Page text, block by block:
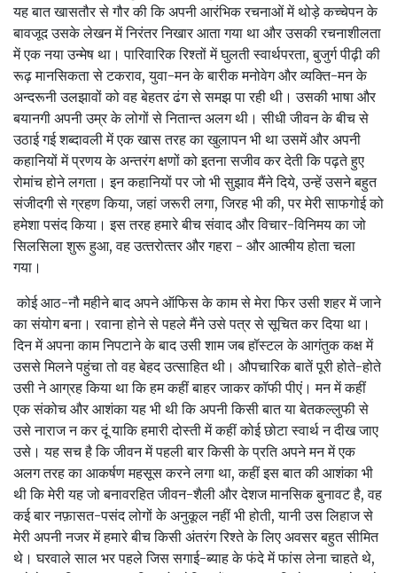
यह बात खासतौर से गौर की कि अपनी आरंभिक रचनाओं में थोड़े कच्‍चेपन के
बावजूद उसके लेखन में निरंतर निखार आता गया था और उसकी रचनाशीलता
में एक नया उन्मेष था। पारिवारिक रिश्‍तों में घुलती स्‍वार्थपरता, बुजुर्ग पीढ़ी की
रूढ़ मानसिकता से टकराव, युवा-मन के बारीक मनोवेग और व्‍यक्ति-मन के
अन्‍दरूनी उलझावों को वह बेहतर ढंग से समझ पा रही थी। उसकी भाषा और
बयानगी अपनी उम्र के लोगों से नितान्‍त अलग थी। सीधी जीवन के बीच से
उठाई गई शब्‍दावली में एक खास तरह का खुलापन भी था उसमें और अपनी
कहानियों में प्रणय के अन्‍तरंग क्षणों को इतना सजीव कर देती कि पढ़ते हुए
रोमांच होने लगता। इन कहानियों पर जो भी सुझाव मैंने दिये, उन्‍हें उसने बहुत
संजीदगी से ग्रहण किया, जहां जरूरी लगा, जिरह भी की, पर मेरी साफगोई को
हमेशा पसंद किया। इस तरह हमारे बीच संवाद और विचार-विनिमय का जो
सिलसिला शुरू हुआ, वह उत्‍तरोत्‍तर और गहरा - और आत्‍मीय होता चला
गया।
कोई आठ-नौ महीने बाद अपने ऑफिस के काम से मेरा फिर उसी शहर में जाने
का संयोग बना। रवाना होने से पहले मैंने उसे पत्र से सूचित कर दिया था।
दिन में अपना काम निपटाने के बाद उसी शाम जब हॉस्‍टल के आगंतुक कक्ष में
उससे मिलने पहुंचा तो वह बेहद उत्‍साहित थी। औपचारिक बातें पूरी होते-होते
उसी ने आग्रह किया था कि हम कहीं बाहर जाकर कॉफी पीएं। मन में कहीं
एक संकोच और आशंका यह भी थी कि अपनी किसी बात या बेतकल्‍लुफी से
उसे नाराज न कर दूं याकि हमारी दोस्‍ती में कहीं कोई छोटा स्‍वार्थ न दीख जाए
उसे। यह सच है कि जीवन में पहली बार किसी के प्रति अपने मन में एक
अलग तरह का आकर्षण महसूस करने लगा था, कहीं इस बात की आशंका भी
थी कि मेरी यह जो बनावरहित जीवन-शैली और देशज मानसिक बुनावट है, वह
कई बार नफ़ासत-पसंद लोगों के अनुकूल नहीं भी होती, यानी उस लिहाज से
मेरी अपनी नजर में हमारे बीच किसी अंतरंग रिश्‍ते के लिए अवसर बहुत सीमित
थे। घरवाले साल भर पहले जिस सगाई-ब्‍याह के फंदे में फांस लेना चाहते थे,